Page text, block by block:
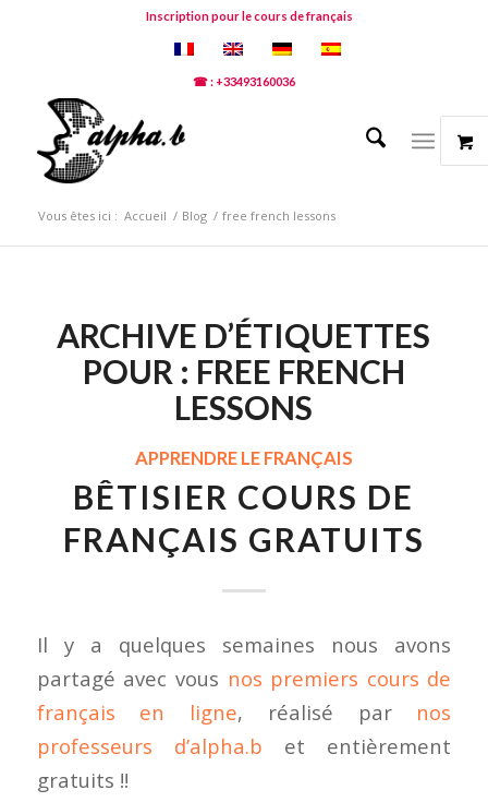
Inscription pour le cours de français
☎ : +33493160036
Vous êtes ici : Accueil / Blog / free french lessons
ARCHIVE D’ÉTIQUETTES
POUR : FREE FRENCH
LESSONS
APPRENDRE LE FRANÇAIS
BÊTISIER COURS DE
FRANÇAIS GRATUITS
Il y a quelques semaines nous avons
partagé avec vous nos premiers cours de
français en ligne, réalisé par nos
professeurs d’alpha.b et entièrement
gratuits !!